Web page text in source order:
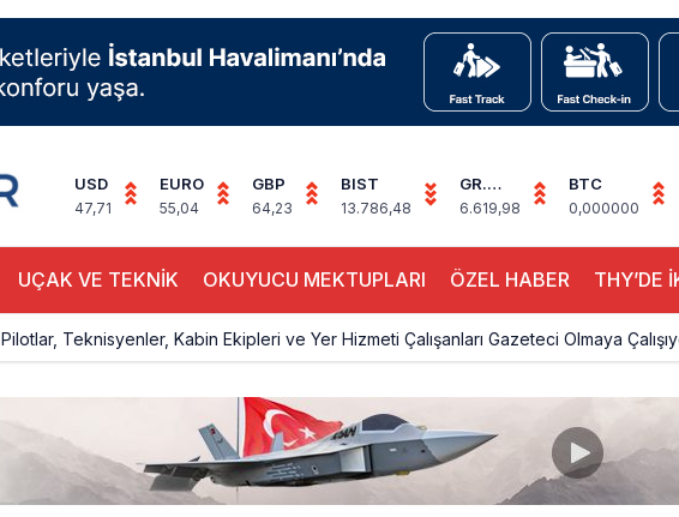
USD
47,71
EURO
55,04
GBP
64,23
BIST
13.786,48
GR.
ALTIN
6.619,98
BTC
0,000000
UÇAK VE TEKNİK OKUYUCU MEKTUPLARI ÖZEL HABER THY’DE
Pilotlar, Teknisyenler, Kabin Ekipleri ve Yer Hizmeti Çalışanları Gazeteci Olmaya
AJet Uçuşlarıyla Rus Turist İçin Yeni Türkiye Rotası
Airbus Temmuz bilançosunu açıkladı: 204 yeni sipariş